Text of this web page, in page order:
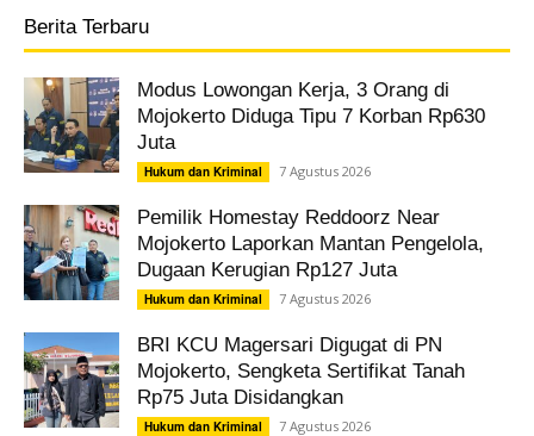
Berita Terbaru
Modus Lowongan Kerja, 3 Orang di
Mojokerto Diduga Tipu 7 Korban Rp630
Juta
Hukum dan Kriminal 7 Agustus 2026
Pemilik Homestay Reddoorz Near
Mojokerto Laporkan Mantan Pengelola,
Dugaan Kerugian Rp127 Juta
Hukum dan Kriminal 7 Agustus 2026
BRI KCU Magersari Digugat di PN
Mojokerto, Sengketa Sertifikat Tanah
Rp75 Juta Disidangkan
Hukum dan Kriminal 7 Agustus 2026